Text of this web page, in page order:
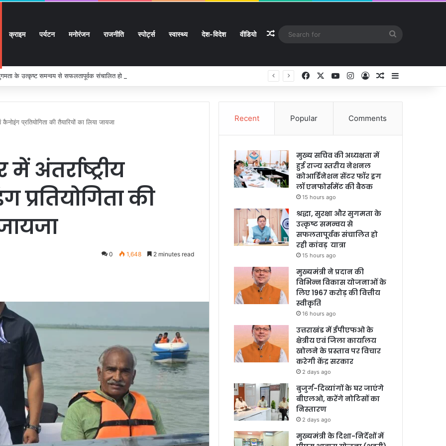
क्राइम पर्यटन मनोरंजन राजनीति स्पोर्ट्स स्वास्थ्य देश-विदेश वीडियो Random Article
के उत्कृष्ट समन्वय से सफलतापूर्वक संचालित हो रही कांवड़ यात्रा Facebook YouTubeInstagram
Log InRandom Article
प्रतियोगिता की तैयारियों का लिया जायजा
अंतर्राष्ट्रीय
की
0 1,648 2 minutes read
Recent Popular Comments
मुख्य सचिव की अध्यक्षता में
हुई राज्य स्तरीय नेशनल
कोआर्डिनेशन सेंटर फॉर ड्रग
लॉ एनफोर्समेंट की बैठक
15 hours ago
श्रद्धा, सुरक्षा और सुगमता के
उत्कृष्ट समन्वय से
सफलतापूर्वक संचालित हो
रही कांवड़ यात्रा
15 hours ago
मुख्यमंत्री ने प्रदान की
विभिन्न विकास योजनाओं के
लिए 1967 करोड़ की वित्तीय
स्वीकृति
16 hours ago
उत्तराखंड में ईपीएफओ के
क्षेत्रीय एवं जिला कार्यालय
खोलने के प्रस्ताव पर विचार
करेगी केंद्र सरकार
2 days ago
बुजुर्ग-दिव्यांगों के घर जाएंगे
बीएलओ, करेंगे नोटिसों का
निस्तारण
2 days ago
मुख्यमंत्री के दिशा-निर्देशों में